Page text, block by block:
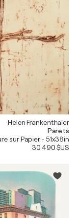
Helen Frankenthaler
Parets
sur Papier - 51x38in
30 490 $US